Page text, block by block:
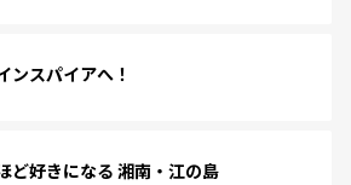
ンスパイアへ！
ど好きになる 湘南・江の島